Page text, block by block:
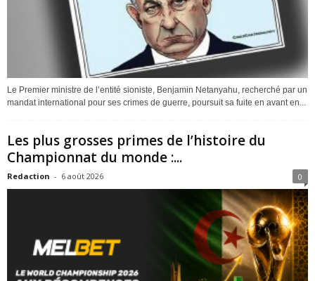
Le Premier ministre de l’entité sioniste, Benjamin Netanyahu, recherché par un
mandat international pour ses crimes de guerre, poursuit sa fuite en avant en...
Les plus grosses primes de l’histoire du
Championnat du monde :...
Redaction - 6 août 2026 0